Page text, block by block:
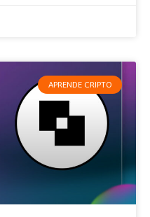
APRENDE CRIPTO